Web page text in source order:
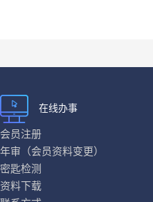
在线办事
会员注册
年审（会员资料变更）
密匙检测
资料下载